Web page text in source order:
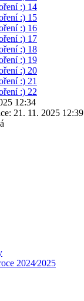
12:34
21. 11. 2025 12:39
2024⁄2025